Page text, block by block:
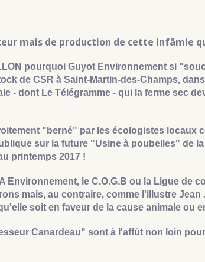
mais de production de cette infâmie
pourquoi Guyot Environnement si
de CSR à Saint-Martin-des-Champs,
- dont Le Télégramme - qui la ferme sec
"berné" par les écologistes locaux
sur la future "Usine à poubelles" de
printemps 2017 !
Environnement, le C.O.G.B ou la Ligue de
mais, au contraire, comme l'illustre
soit en faveur de la cause animale ou
Canardeau" sont à l'affût non loin